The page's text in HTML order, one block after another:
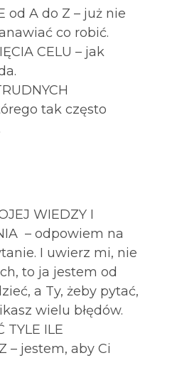
od A do Z – już nie
co robić.
CELU – jak
tak często
WIEDZY I
– odpowiem na
I uwierz mi, nie
to ja jestem od
a Ty, żeby pytać,
wielu błędów.
TYLE ILE
– jestem, aby Ci